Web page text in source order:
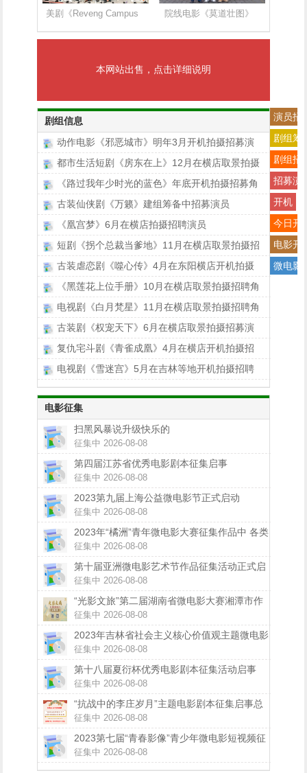
美剧《Reveng Campus 院线电影《莫道壮图》
本网站出售，点击详细说明
剧组信息
动作电影《邪恶城市》明年3月开机拍摄招募演
都市生活短剧《房东在上》12月在横店取景拍摄
《路过我年少时光的蓝色》年底开机拍摄招募角
古装仙侠剧《万籁》建组筹备中招募演员
《凰宫梦》6月在横店拍摄招聘演员
短剧《拐个总裁当爹地》11月在横店取景拍摄招
古装虐恋剧《噬心传》4月在东阳横店开机拍摄
《黑莲花上位手册》10月在横店取景拍摄招聘角
电视剧《白月梵星》11月在横店取景拍摄招聘角
古装剧《权宠天下》6月在横店取景拍摄招募演
复仇宅斗剧《青雀成凰》4月在横店开机拍摄招
电视剧《雪迷宫》5月在吉林等地开机拍摄招聘
电影征集
扫黑风暴说升级快乐的
征集中 2026-08-08
第四届江苏省优秀电影剧本征集启事
征集中 2026-08-08
2023第九届上海公益微电影节正式启动
征集中 2026-08-08
2023年“橘洲”青年微电影大赛征集作品中 各类
大奖等你拿！
征集中 2026-08-08
第十届亚洲微电影艺术节作品征集活动正式启
动
征集中 2026-08-08
“光影文旅”第二届湖南省微电影大赛湘潭市作
品征集正在进行中
征集中 2026-08-08
2023年吉林省社会主义核心价值观主题微电影
（微视频）征集展示活动公告
征集中 2026-08-08
第十八届夏衍杯优秀电影剧本征集活动启事
征集中 2026-08-08
“抗战中的李庄岁月”主题电影剧本征集启事总
奖金100万
征集中 2026-08-08
2023第七届“青春影像”青少年微电影短视频征
集展示活动来啦
征集中 2026-08-08
演员招
剧组筹
剧组招
招募演
开机
今日开
电影开
微电影